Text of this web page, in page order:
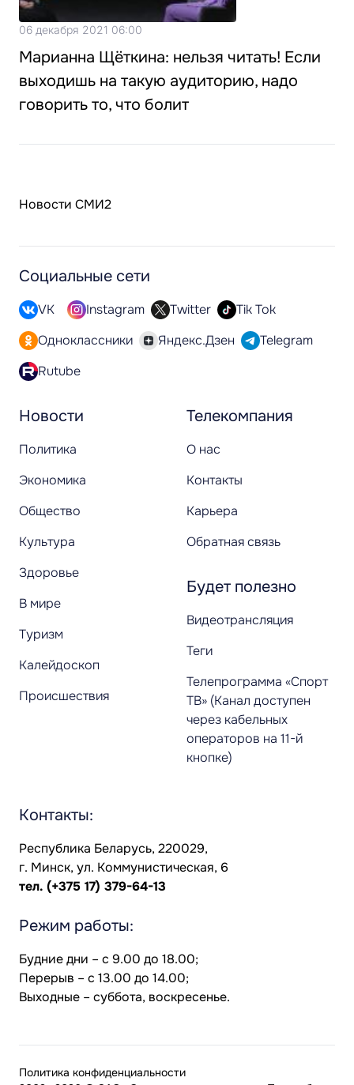
06 декабря 2021 06:00
Марианна Щёткина: нельзя читать! Если
выходишь на такую аудиторию, надо
говорить то, что болит
Новости СМИ2
Новости
Политика
Экономика
Общество
Культура
Здоровье
В мире
Туризм
Калейдоскоп
Происшествия
Телекомпания
О нас
Контакты
Карьера
Обратная связь
Будет полезно
Видеотрансляция
Теги
Телепрограмма «Спорт
ТВ» (Канал доступен
через кабельных
операторов на 11-й
кнопке)
Социальные сети
VK Instagram Twitter
Tik Tok
Одноклассники
Яндекс.Дзен
Telegram
Rutube
Контакты:
Республика Беларусь, 220029,
г. Минск, ул. Коммунистическая, 6
тел. (+375 17) 379-64-13
Режим работы:
Будние дни – с 9.00 до 18.00;
Перерыв – с 13.00 до 14.00;
Выходные – суббота, воскресенье.
Политика конфиденциальности